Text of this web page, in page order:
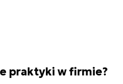
praktyki w firmie?